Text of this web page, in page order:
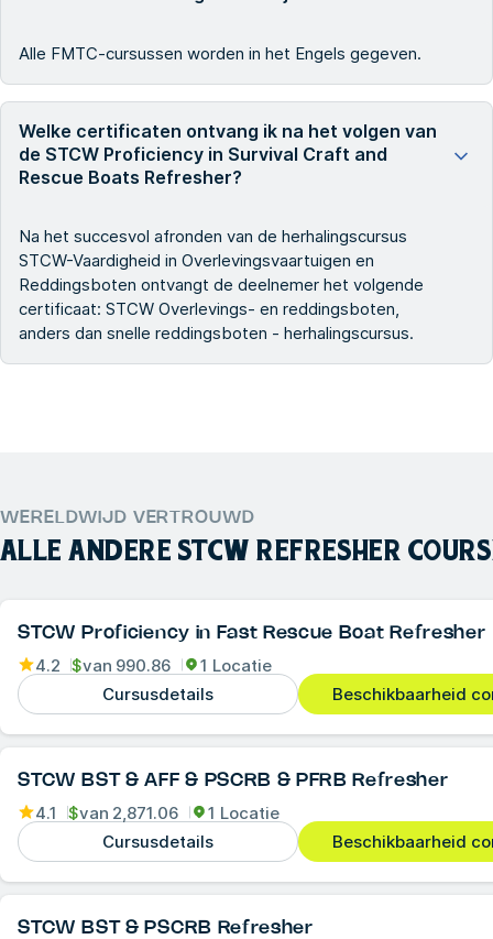
Alle FMTC-cursussen worden in het Engels gegeven.
Welke certificaten ontvang ik na het volgen van
de STCW Proficiency in Survival Craft and
Rescue Boats Refresher?
Na het succesvol afronden van de herhalingscursus
STCW-Vaardigheid in Overlevingsvaartuigen en
Reddingsboten ontvangt de deelnemer het volgende
certificaat: STCW Overlevings- en reddingsboten,
anders dan snelle reddingsboten - herhalingscursus.
WERELDWIJD VERTROUWD
ALLE ANDERE STCW REFRESHER
STCW Proficiency in Fast Rescue Boat Refresher
4.2 $van 990.86
1 Locatie
Cursusdetails
Beschikbaarheid
STCW BST & AFF & PSCRB & PFRB Refresher
4.1 $van 2,871.06
1 Locatie
Cursusdetails
Beschikbaarheid
STCW BST & PSCRB Refresher